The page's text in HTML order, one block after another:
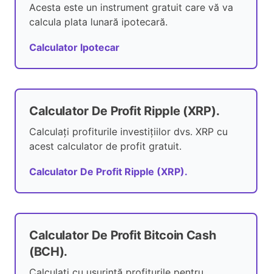
Acesta este un instrument gratuit care vă va
calcula plata lunară ipotecară.
Calculator Ipotecar
Calculator De Profit Ripple (XRP).
Calculați profiturile investițiilor dvs. XRP cu
acest calculator de profit gratuit.
Calculator De Profit Ripple (XRP).
Calculator De Profit Bitcoin Cash
(BCH).